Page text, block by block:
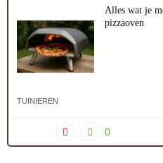
Alles wat je
pizzaoven
TUINIEREN
0